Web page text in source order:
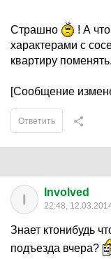
Страшно
! А
характерами с
квартиру поменять.
[Сообщение
Ответить
I Involved
22:48,
Знает ктонибудь
подъезда вчера?